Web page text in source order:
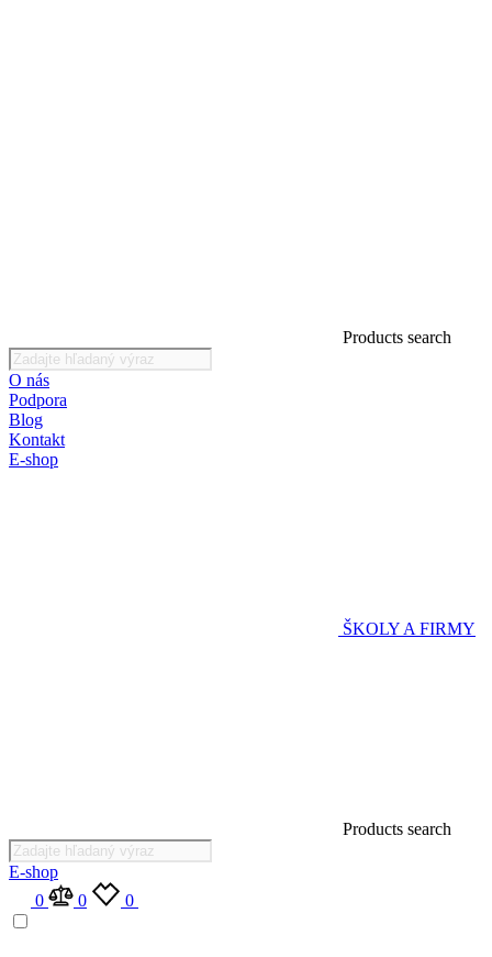
Products search
O nás
Podpora
Blog
Kontakt
E-shop
ŠKOLY A FIRMY
Products search
E-shop
0
0 0